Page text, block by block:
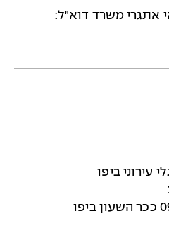
אתגרי משרד דוא"ל:
עירוני ביפו